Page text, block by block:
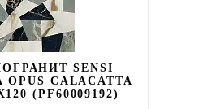
SENSI
OPUS CALACATTA
(PF60009192)